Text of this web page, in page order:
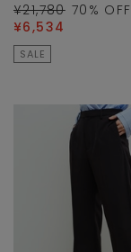
¥21,780 70 % OFF
¥6,534
SALE